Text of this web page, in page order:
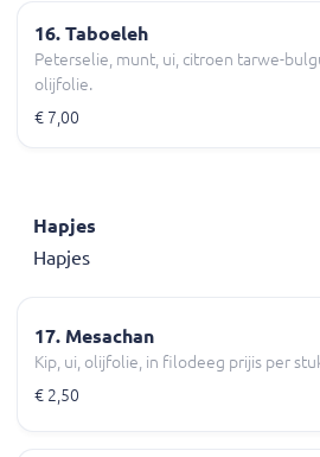
16. Taboeleh
Peterselie, munt, ui, citroen tarwe-
olijfolie.
€ 7,00
Hapjes
Hapjes
17. Mesachan
Kip, ui, olijfolie, in filodeeg prijis per
€ 2,50